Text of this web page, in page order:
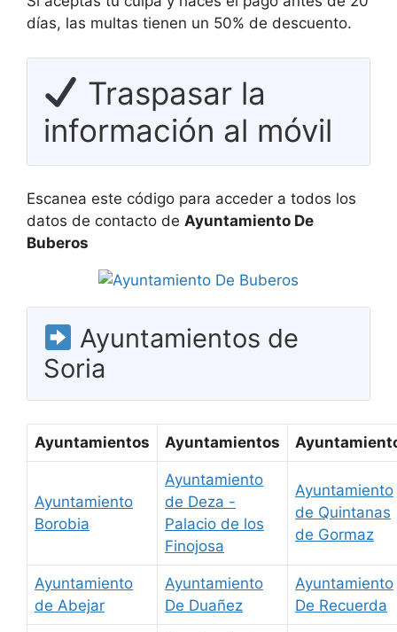
días, las multas tienen un 50% de descuento.
Traspasar la
información al móvil
Escanea este código para acceder a todos los
datos de contacto de Ayuntamiento De
Buberos
Ayuntamientos de
Soria
Ayuntamientos Ayuntamientos
Ayuntamiento
Borobia
Ayuntamiento
de Deza -
Palacio de los
Finojosa
Ayuntamiento
de Quintanas
de Gormaz
Ayuntamiento
de Abejar
Ayuntamiento
De Duañez
Ayuntamiento
De Recuerda